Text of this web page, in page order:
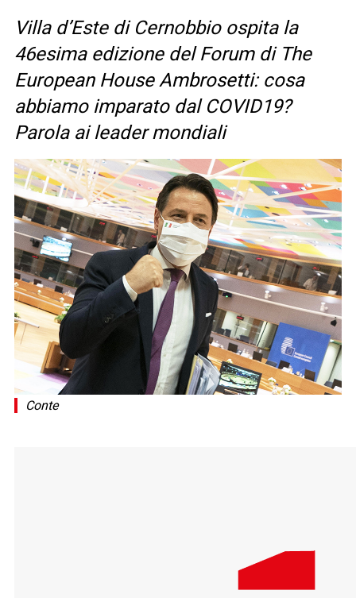
Villa d’Este di Cernobbio ospita la
46esima edizione del Forum di The
European House Ambrosetti: cosa
abbiamo imparato dal COVID19?
Parola ai leader mondiali
Conte